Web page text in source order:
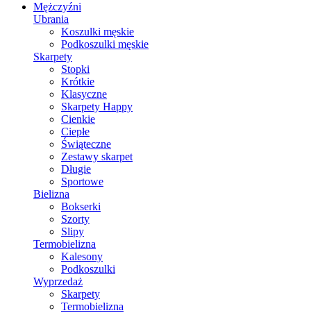
Mężczyźni
Ubrania
Koszulki męskie
Podkoszulki męskie
Skarpety
Stopki
Krótkie
Klasyczne
Skarpety Happy
Cienkie
Ciepłe
Świąteczne
Zestawy skarpet
Długie
Sportowe
Bielizna
Bokserki
Szorty
Slipy
Termobielizna
Kalesony
Podkoszulki
Wyprzedaż
Skarpety
Termobielizna